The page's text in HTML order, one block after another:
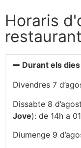
Horaris
Durant els
Divendres 7
Dissabte 8
Jove): de 14h a
Diumenge 9